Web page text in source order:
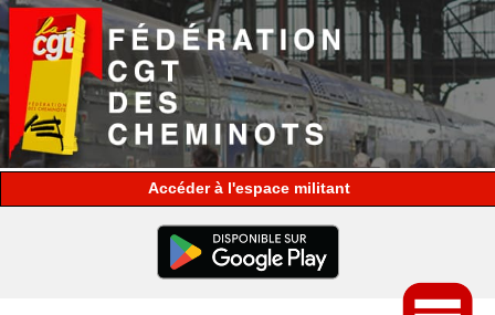
espace militant